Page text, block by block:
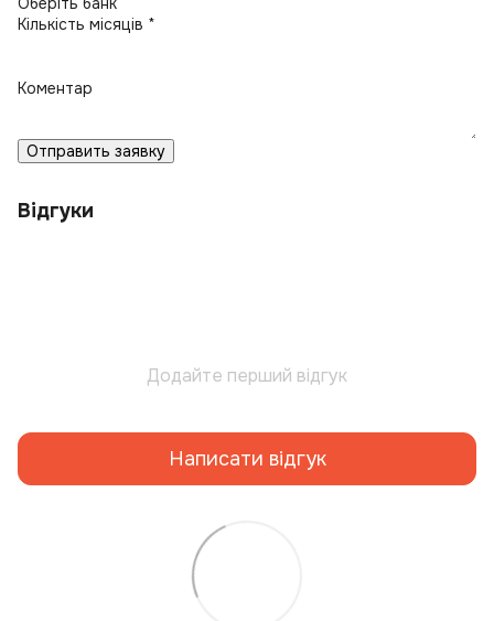
Кількість місяців *
Коментар
Отправить заявку
Відгуки
Додайте перший відгук
Написати відгук